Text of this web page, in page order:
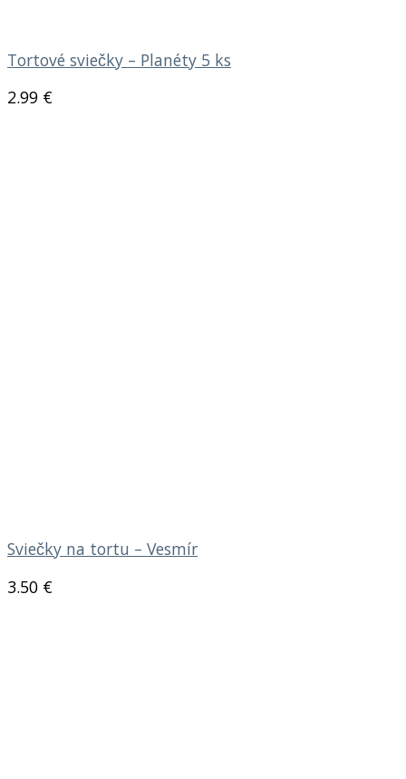
Tortové sviečky – Planéty 5 ks
2.99 €
Sviečky na tortu – Vesmír
3.50 €